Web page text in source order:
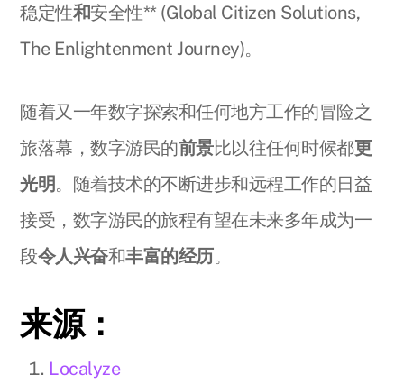
稳定性和安全性** (Global Citizen Solutions,
The Enlightenment Journey)。
随着又一年数字探索和任何地方工作的冒险之
旅落幕，数字游民的前景比以往任何时候都更
光明。随着技术的不断进步和远程工作的日益
接受，数字游民的旅程有望在未来多年成为一
段令人兴奋和丰富的经历。
来源：
Localyze